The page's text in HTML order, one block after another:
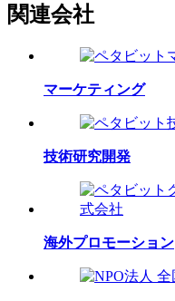
関連会社
マーケティング
技術研究開発
海外プロモーション